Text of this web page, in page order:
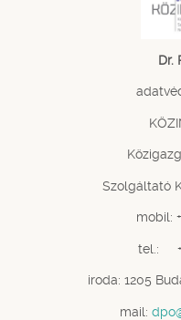
Dr.
Szolgáltató
mobil:
tel.:
iroda: 1205
mail: